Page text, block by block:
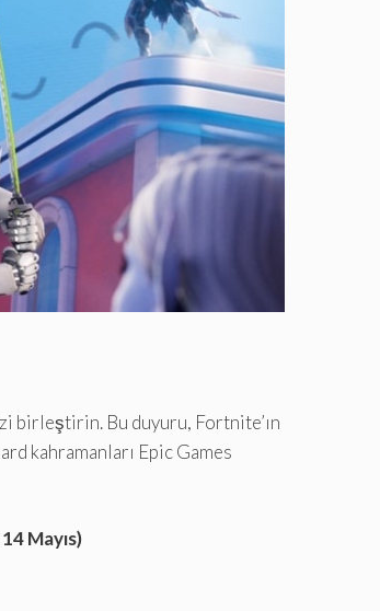
Bu duyuru, Fortnite’ın
kahramanları Epic Games
Mayıs)